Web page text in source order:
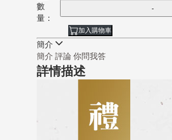
數
量：
加入購物車
簡介
簡介 評論 你問我答
詳情描述